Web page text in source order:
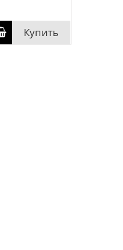
Купить